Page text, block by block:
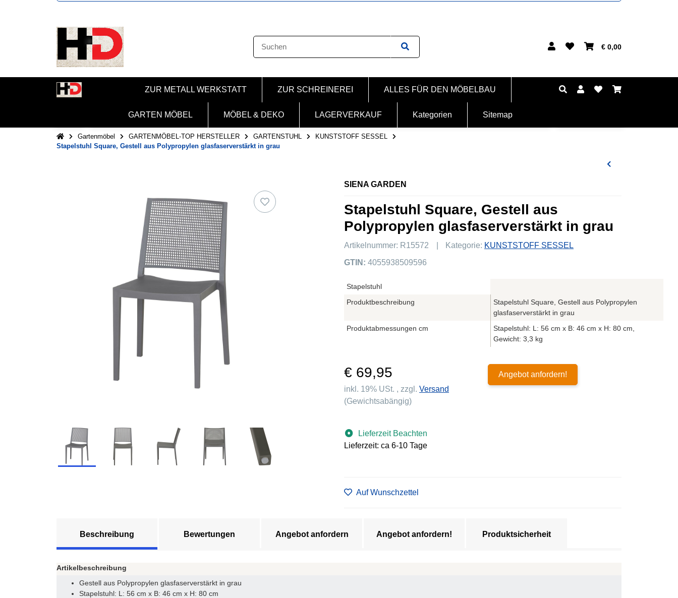
€ 0,00
ZUR METALL WERKSTATT ZUR SCHREINEREI ALLES FÜR DEN MÖBELBAU
GARTEN MÖBEL MÖBEL & DEKO LAGERVERKAUF Kategorien Sitemap
Gartenmöbel GARTENMÖBEL-TOP HERSTELLER GARTENSTUHL
KUNSTSTOFF SESSEL
Stapelstuhl Square, Gestell aus Polypropylen glasfaserverstärkt in grau
SIENA GARDEN
Stapelstuhl Square, Gestell aus
Polypropylen glasfaserverstärkt in grau
Artikelnummer: R15572 Kategorie: KUNSTSTOFF SESSEL
GTIN: 4055938509596
Stapelstuhl
Produktbeschreibung
Stapelstuhl Square, Gestell aus Polypropylen
glasfaserverstärkt in grau
Produktabmessungen cm
Stapelstuhl: L: 56 cm x B: 46 cm x H: 80 cm,
Gewicht: 3,3 kg
€ 69,95
inkl. 19% USt. , zzgl. Versand
(Gewichtsabängig)
Lieferzeit Beachten
Lieferzeit: ca 6-10 Tage
Angebot anfordern!
Auf Wunschzettel
Beschreibung Bewertungen Angebot anfordern Angebot anfordern! Produktsicherheit
Artikelbeschreibung
Gestell aus Polypropylen glasfaserverstärkt in grau
Stapelstuhl: L: 56 cm x B: 46 cm x H: 80 cm